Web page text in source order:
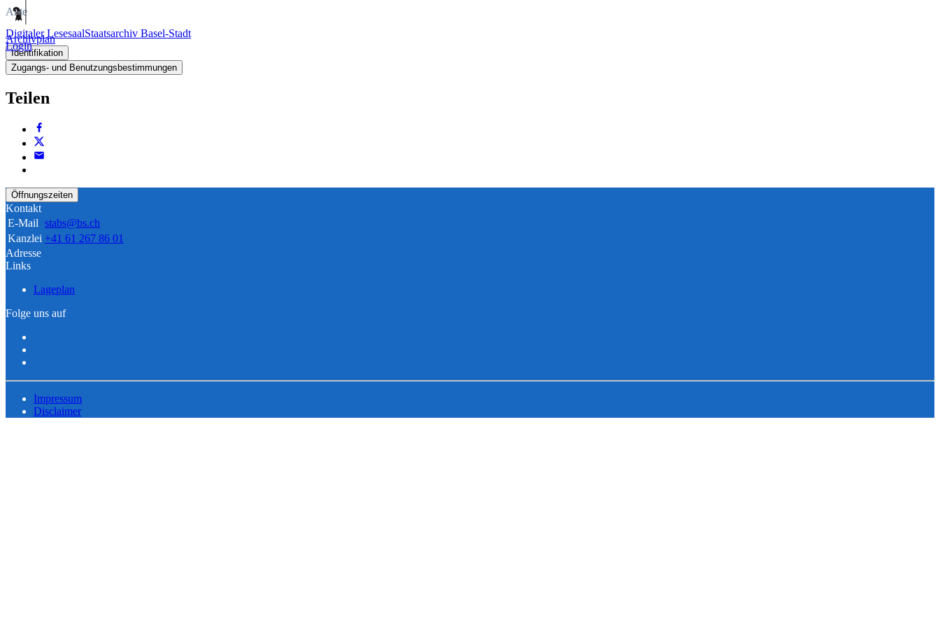
Digitaler LesesaalStaatsarchiv Basel-Stadt
Login
Akte
Archivplan
Identifikation
Zugangs- und Benutzungsbestimmungen
Teilen
Öffnungszeiten
Kontakt
E-Mail stabs@bs.ch
Kanzlei +41 61 267 86 01
Adresse
Links
Lageplan
Folge uns auf
Impressum
Disclaimer